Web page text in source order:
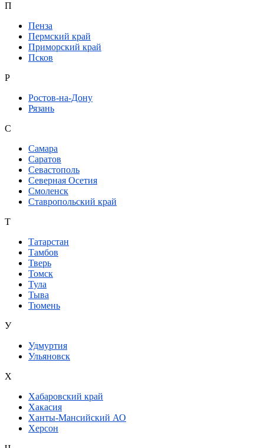
П
Пенза
Пермский край
Приморский край
Псков
Р
Ростов-на-Дону
Рязань
С
Самара
Саратов
Севастополь
Северная Осетия
Смоленск
Ставропольский край
Т
Татарстан
Тамбов
Тверь
Томск
Тула
Тыва
Тюмень
У
Удмуртия
Ульяновск
Х
Хабаровский край
Хакасия
Ханты-Мансийский АО
Херсон